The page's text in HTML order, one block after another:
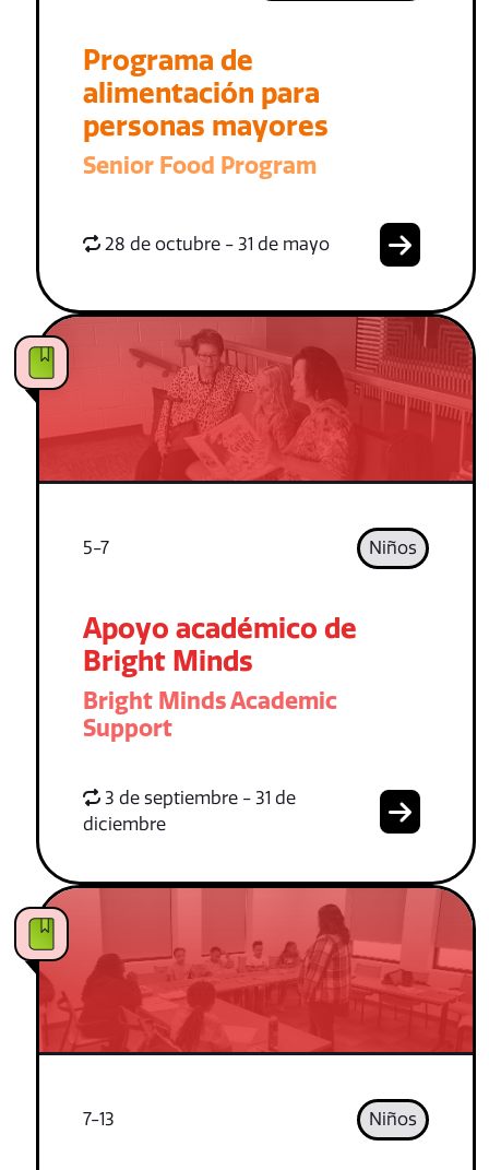
Programa de
alimentación para
personas mayores
Senior Food Program
28 de octubre - 31 de mayo
5-7 Niños
Apoyo académico de
Bright Minds
Bright Minds Academic
Support
3 de septiembre - 31 de
diciembre
7-13 Niños